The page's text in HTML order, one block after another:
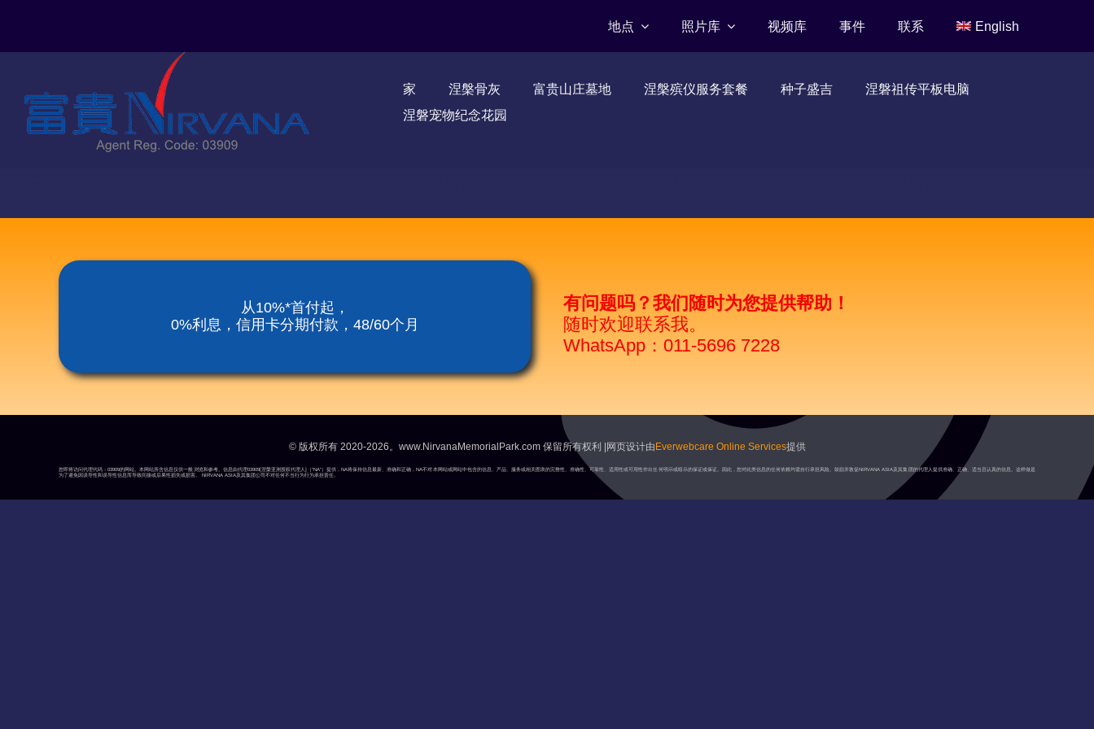
地点 照片库 视频库 事件 联系 English
家 涅槃骨灰 富贵山庄墓地 涅槃殡仪服务套餐 种子盛吉
涅磐祖传平板电脑
涅磐宠物纪念花园
从10%*首付起，
0%利息，信用卡分期付款，48/60个月
有问题吗？我们随时为您提供帮助！
随时欢迎联系我。
WhatsApp：011-5696 7228
© 版权所有 2020-2026。www.NirvanaMemorialPark.com 保留所有权利 |网页设计由 Everwebcare Online Services提供
您即将访问代理代码：03909的网站。本网站所含信息仅供一般浏览和参考。信息由代理03909[涅槃亚洲授权代理人]（“NA”）提供，NA将保持信息最新、准确和正确，NA不对本网站或网站中包含的信息、产品、服务或相关图表的完整性、准确性、可靠性、适用性或可用性作出任何明示或暗示的保证或保证。因此，您对此类信息的任何依赖均需自行承担风险。鼓励并敦促NIRVANA ASIA及其集团的代理人提供准确、正确、适当且认真的信息。这样做是
为了避免因误导性和误导性信息而导致间接或后果性损失或损害。 NIRVANA ASIA及其集团公司不对任何不当行为行为承担责任。